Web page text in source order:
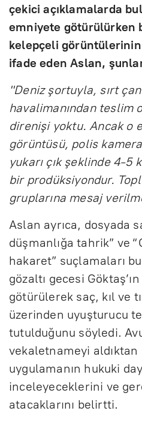
çekici açıklamalarda
emniyete götürülürken
kelepçeli görüntülerinin
ifade eden Aslan,
"Deniz şortuyla, sırt
havalimanından teslim
direnişi yoktu. Ancak o
görüntüsü, polis
yukarı çık şeklinde 4-5
bir prodüksiyondur.
gruplarına mesaj
Aslan ayrıca, dosyada
düşmanlığa tahrik” ve
hakaret” suçlamaları
gözaltı gecesi
götürülerek saç, kıl ve
üzerinden uyuşturucu
tutulduğunu söyledi.
vekaletnameyi aldıktan
uygulamanın hukuki
inceleyeceklerini ve
atacaklarını belirtti.